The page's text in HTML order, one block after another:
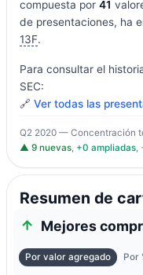
compuesta por 41
de presentaciones, ha
13F.
Para consultar el
SEC:
🔗 Ver todas las
Q2 2020 — Concentración
▲ 9 nuevas, +0 ampliadas,
Resumen de
Mejores
Por valor agregado Por